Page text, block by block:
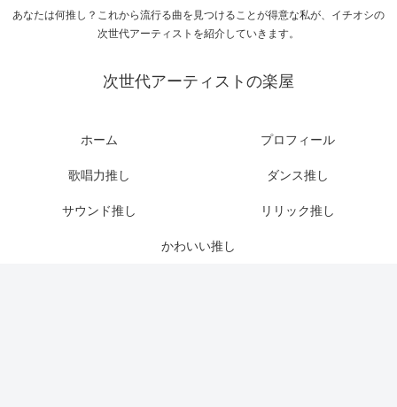
あなたは何推し？これから流行る曲を見つけることが得意な私が、イチオシの
次世代アーティストを紹介していきます。
次世代アーティストの楽屋
ホーム プロフィール
歌唱力推し ダンス推し
サウンド推し リリック推し
かわいい推し